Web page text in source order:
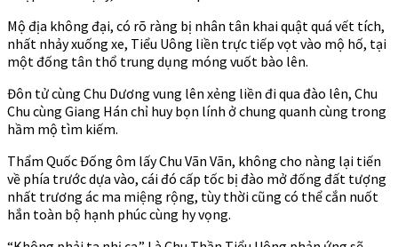
Mộ địa không đại, có rõ ràng bị nhân tân khai quật quá vết tích,
nhất nhảy xuống xe, Tiểu Uông liền trực tiếp vọt vào mộ hố, tại
một đống tân thổ trung dụng móng vuốt bào lên.
Đôn tử cùng Chu Dương vung lên xẻng liền đi qua đào lên, Chu
Chu cùng Giang Hán chỉ huy bọn lính ở chung quanh cùng trong
hầm mộ tìm kiếm.
Thẩm Quốc Đống ôm lấy Chu Vãn Vãn, không cho nàng lại tiến
về phía trước dựa vào, cái đó cấp tốc bị đào mở đống đất tượng
nhất trương ác ma miệng rộng, tùy thời cũng có thể cắn nuốt
hắn toàn bộ hạnh phúc cùng hy vọng.